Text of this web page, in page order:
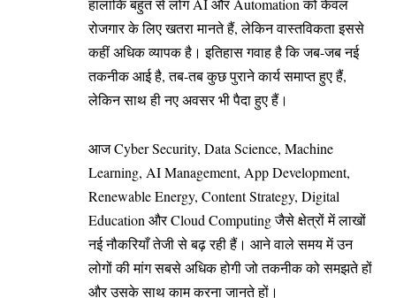
रोजगार के लिए खतरा मानते हैं, लेकिन वास्तविकता इससे
कहीं अधिक व्यापक है। इतिहास गवाह है कि जब-जब नई
तकनीक आई है, तब-तब कुछ पुराने कार्य समाप्त हुए हैं,
लेकिन साथ ही नए अवसर भी पैदा हुए हैं।
आज Cyber Security, Data Science, Machine
Learning, AI Management, App Development,
Renewable Energy, Content Strategy, Digital
Education और Cloud Computing जैसे क्षेत्रों में लाखों
नई नौकरियाँ तेजी से बढ़ रही हैं। आने वाले समय में उन
लोगों की मांग सबसे अधिक होगी जो तकनीक को समझते हों
और उसके साथ काम करना जानते हों।